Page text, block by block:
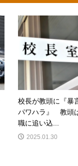
校長が教頭に『暴
パワハラ』 教頭
職に追い込...
2025.01.30